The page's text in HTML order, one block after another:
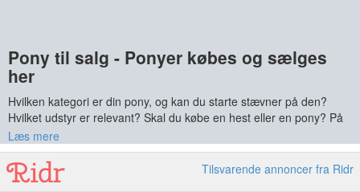
Pony til salg - Ponyer købes og sælges
her
Hvilken kategori er din pony, og kan du starte stævner på den?
Hvilket udstyr er relevant? Skal du købe en hest eller en pony? På
HesteGalleri kan du få gode råd fra andre brugere, se ponyer til
salg, købe udstyr som sadler, trenser og trailere, finde tilridning,
bedækning eller
Læs mere
Tilsvarende annoncer fra Ridr